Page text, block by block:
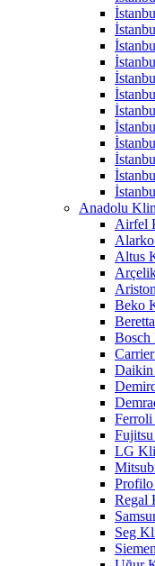
Anadolu
Airfel
Altus
Beko
Bosch
Daikin
LG
Regal
Seg